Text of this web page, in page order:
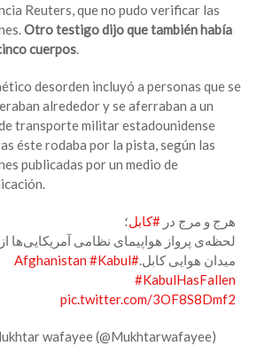
Reuters, que no pudo verificar las
Otro testigo dijo que también había
cuerpos
desorden incluyó a personas que se
alrededor y se aferraban a un
transporte militar estadounidense
éste rodaba por la pista, según las
publicadas por un medio de
هرج و مرج در #کابل؛
لحظه‌ی پرواز هواپیمای نظامی آمریکایی‌ها از
میدان هوایی کابل. #Afghanistan
#Kabul
#KabulHasFallen
pic.twitter.com/3OF8S8Dmf2
wafayee (@Mukhtarwafayee)